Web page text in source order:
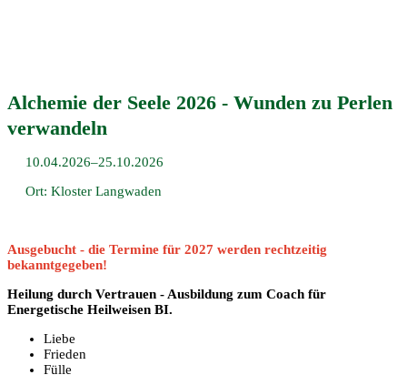
Alchemie der Seele 2026 - Wunden zu Perlen
verwandeln
10.04.2026–25.10.2026
Ort: Kloster Langwaden
Ausgebucht - die Termine für 2027 werden rechtzeitig
bekanntgegeben!
Heilung durch Vertrauen - Ausbildung zum Coach für
Energetische Heilweisen BI.
Liebe
Frieden
Fülle